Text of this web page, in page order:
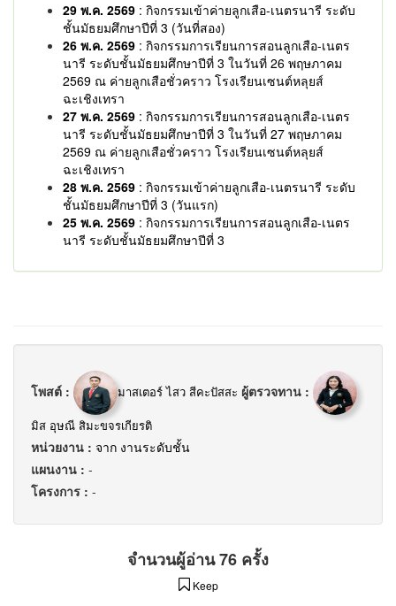
29 พ.ค. 2569 : กิจกรรมเข้าค่ายลูกเสือ-เนตรนารี ระดับ
ชั้นมัธยมศึกษาปีที่ 3 (วันที่สอง)
26 พ.ค. 2569 : กิจกรรมการเรียนการสอนลูกเสือ-เนตร
นารี ระดับชั้นมัธยมศึกษาปีที่ 3 ในวันที่ 26 พฤษภาคม
2569 ณ ค่ายลูกเสือชั่วคราว โรงเรียนเซนต์หลุยส์
ฉะเชิงเทรา
27 พ.ค. 2569 : กิจกรรมการเรียนการสอนลูกเสือ-เนตร
นารี ระดับชั้นมัธยมศึกษาปีที่ 3 ในวันที่ 27 พฤษภาคม
2569 ณ ค่ายลูกเสือชั่วคราว โรงเรียนเซนต์หลุยส์
ฉะเชิงเทรา
28 พ.ค. 2569 : กิจกรรมเข้าค่ายลูกเสือ-เนตรนารี ระดับ
ชั้นมัธยมศึกษาปีที่ 3 (วันแรก)
25 พ.ค. 2569 : กิจกรรมการเรียนการสอนลูกเสือ-เนตร
นารี ระดับชั้นมัธยมศึกษาปีที่ 3
โพสต์ : มาสเตอร์ ไสว สีคะปัสสะ ผู้ตรวจทาน :
มิส อุษณี สิมะขจรเกียรติ
หน่วยงาน : จาก งานระดับชั้น
แผนงาน : -
โครงการ : -
จำนวนผู้อ่าน 76 ครั้ง
Keep